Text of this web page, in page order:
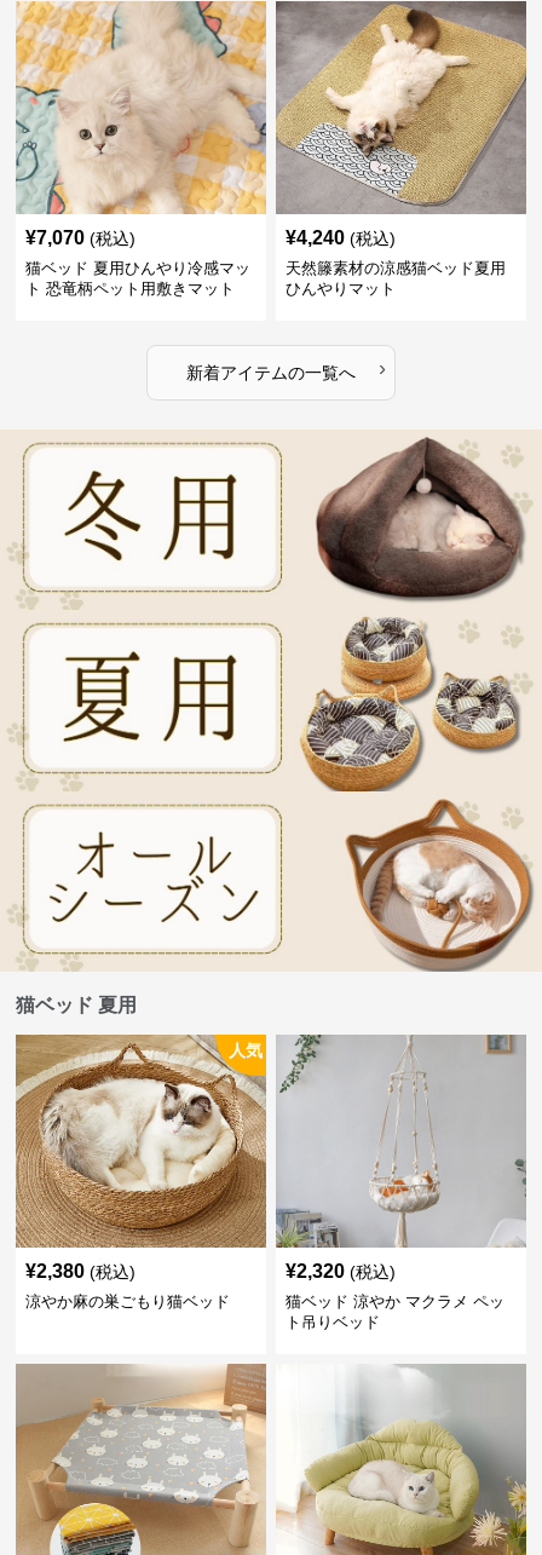
¥7,070 (税込)
猫ベッド 夏用ひんやり冷感マッ
ト 恐竜柄ペット用敷きマット
¥4,240 (税込)
天然籐素材の涼感猫ベッド夏用
ひんやりマット
新着アイテムの一覧へ ›
猫ベッド 夏用
人気
¥2,380 (税込)
涼やか麻の巣ごもり猫ベッド
¥2,320 (税込)
猫ベッド 涼やか マクラメ ペッ
ト吊りベッド